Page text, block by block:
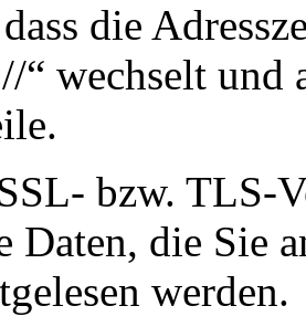
die
“ wechselt
bzw. TLS-
Daten, die Sie
werden.